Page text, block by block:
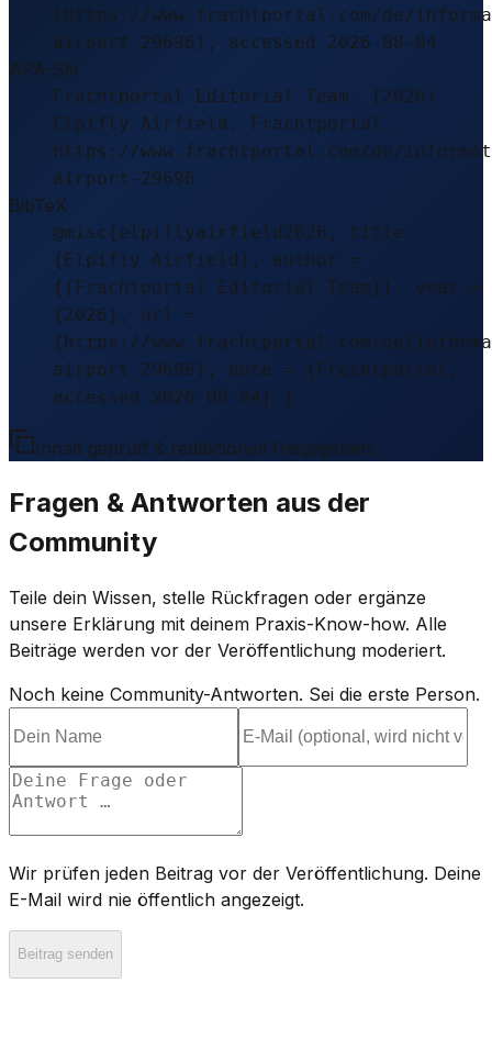
(https://www.frachtportal.com/de/
airport-29696), accessed 2026-08-04
APA-Stil
Frachtportal Editorial Team. (2026).
Elpifly Airfield. Frachtportal.
https://www.frachtportal.com/de/
airport-29696
BibTeX
@misc{elpiflyairfield2026, title =
{Elpifly Airfield}, author =
{{Frachtportal Editorial Team}}, year =
{2026}, url =
{https://www.frachtportal.com/de/
airport-29696}, note = {Frachtportal,
accessed 2026-08-04} }
Inhalt geprüft & redaktionell freigegeben.
Fragen & Antworten aus der
Community
Teile dein Wissen, stelle Rückfragen oder ergänze
unsere Erklärung mit deinem Praxis-Know-how. Alle
Beiträge werden vor der Veröffentlichung moderiert.
Noch keine Community-Antworten. Sei die erste Person.
Wir prüfen jeden Beitrag vor der Veröffentlichung. Deine
E-Mail wird nie öffentlich angezeigt.
Beitrag senden